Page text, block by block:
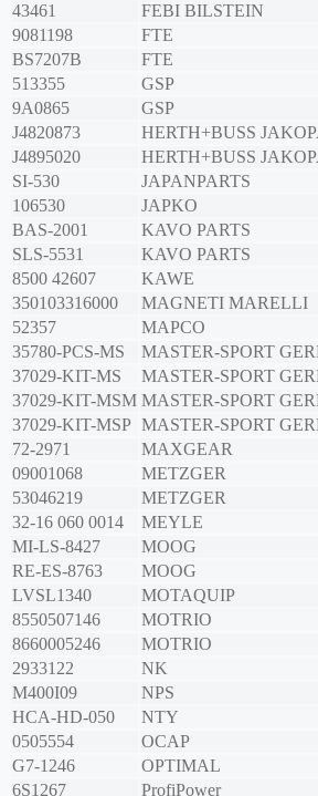
43461
FEBI BILSTEIN
9081198
FTE
BS7207B
FTE
513355
GSP
9A0865
GSP
J4820873
HERTH+BUSS
J4895020
HERTH+BUSS
SI-530
JAPANPARTS
106530
JAPKO
BAS-2001
KAVO PARTS
SLS-5531
KAVO PARTS
8500 42607
KAWE
350103316000
MAGNETI MARELLI
52357
MAPCO
35780-PCS-MS
MASTER-SPORT
37029-KIT-MS
MASTER-SPORT
37029-KIT-MSM MASTER-SPORT
37029-KIT-MSP MASTER-SPORT
72-2971
MAXGEAR
09001068
METZGER
53046219
METZGER
32-16 060 0014
MEYLE
MI-LS-8427
MOOG
RE-ES-8763
MOOG
LVSL1340
MOTAQUIP
8550507146
MOTRIO
8660005246
MOTRIO
2933122
NK
M400I09
NPS
HCA-HD-050
NTY
0505554
OCAP
G7-1246
OPTIMAL
6S1267
ProfiPower